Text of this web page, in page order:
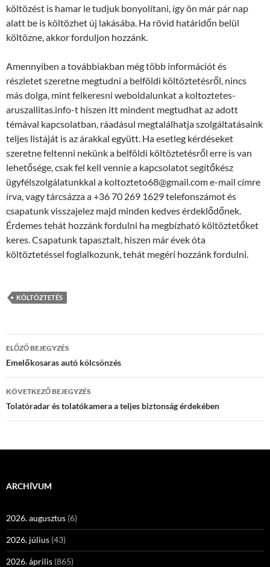
költözést is hamar le tudjuk bonyolítani, így ön már pár nap
alatt be is költözhet új lakásába. Ha rövid határidőn belül
költözne, akkor forduljon hozzánk.
Amennyiben a továbbiakban még több információt és
részletet szeretne megtudni a belföldi költöztetésről, nincs
más dolga, mint felkeresni weboldalunkat a koltoztetes-
aruszallitas.info-t hiszen itt mindent megtudhat az adott
témával kapcsolatban, ráadásul megtalálhatja szolgáltatásaink
teljes listáját is az árakkal együtt. Ha esetleg kérdéseket
szeretne feltenni nekünk a belföldi költöztetésről erre is van
lehetősége, csak fel kell vennie a kapcsolatot segítőkész
ügyfélszolgálatunkkal a koltozteto68@gmail.com e-mail címre
írva, vagy tárcsázza a +36 70 269 1629 telefonszámot és
csapatunk visszajelez majd minden kedves érdeklődőnek.
Érdemes tehát hozzánk fordulni ha megbízható költöztetőket
keres. Csapatunk tapasztalt, hiszen már évek óta
költöztetéssel foglalkozunk, tehát megéri hozzánk fordulni.
KÖLTÖZTETÉS
Bejegyzés
navigáció
ELŐZŐ BEJEGYZÉS
Emelőkosaras autó kölcsönzés
KÖVETKEZŐ BEJEGYZÉS
Tolatóradar és tolatókamera a teljes biztonság érdekében
ARCHÍVUM
2026. augusztus (6)
2026. július (43)
2026. április (865)